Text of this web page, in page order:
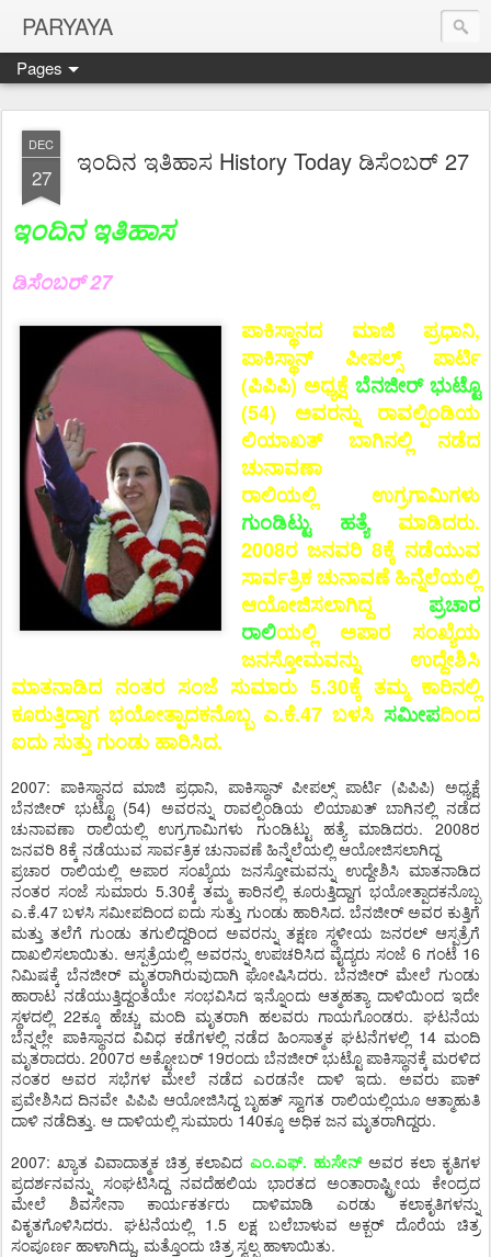
PARYAYA
Pages
DEC
27
ಇಂದಿನ ಇತಿಹಾಸ History Today ಡಿಸೆಂಬರ್ 27
ಇಂದಿನ ಇತಿಹಾಸ
ಡಿಸೆಂಬರ್ 27
ಪಾಕಿಸ್ಥಾನದ ಮಾಜಿ ಪ್ರಧಾನಿ,
ಪಾಕಿಸ್ಥಾನ್ ಪೀಪಲ್ಸ್ ಪಾರ್ಟಿ
(ಪಿಪಿಪಿ) ಅಧ್ಯಕ್ಷೆ ಬೆನಜೀರ್ ಭುಟ್ಟೊ
(54) ಅವರನ್ನು ರಾವಲ್ಪಿಂಡಿಯ
ಲಿಯಾಖತ್ ಬಾಗಿನಲ್ಲಿ ನಡೆದ
ಚುನಾವಣಾ
ರಾಲಿಯಲ್ಲಿ ಉಗ್ರಗಾಮಿಗಳು
ಗುಂಡಿಟ್ಟು ಹತ್ಯೆ ಮಾಡಿದರು.
2008ರ ಜನವರಿ 8ಕ್ಕೆ ನಡೆಯುವ
ಸಾರ್ವತ್ರಿಕ ಚುನಾವಣೆ ಹಿನ್ನೆಲೆಯಲ್ಲಿ
ಆಯೋಜಿಸಲಾಗಿದ್ದ ಪ್ರಚಾರ
ರಾಲಿಯಲ್ಲಿ ಅಪಾರ ಸಂಖ್ಯೆಯ
ಜನಸ್ತೋಮವನ್ನು ಉದ್ದೇಶಿಸಿ
ಮಾತನಾಡಿದ ನಂತರ ಸಂಜೆ ಸುಮಾರು 5.30ಕ್ಕೆ ತಮ್ಮ ಕಾರಿನಲ್ಲಿ
ಕೂರುತ್ತಿದ್ದಾಗ ಭಯೋತ್ಪಾದಕನೊಬ್ಬ ಎ.ಕೆ.47 ಬಳಸಿ ಸಮೀಪದಿಂದ
ಐದು ಸುತ್ತು ಗುಂಡು ಹಾರಿಸಿದ.
2007: ಪಾಕಿಸ್ಥಾನದ ಮಾಜಿ ಪ್ರಧಾನಿ, ಪಾಕಿಸ್ಥಾನ್ ಪೀಪಲ್ಸ್ ಪಾರ್ಟಿ (ಪಿಪಿಪಿ) ಅಧ್ಯಕ್ಷೆ
ಬೆನಜೀರ್ ಭುಟ್ಟೊ (54) ಅವರನ್ನು ರಾವಲ್ಪಿಂಡಿಯ ಲಿಯಾಖತ್ ಬಾಗಿನಲ್ಲಿ ನಡೆದ
ಚುನಾವಣಾ ರಾಲಿಯಲ್ಲಿ ಉಗ್ರಗಾಮಿಗಳು ಗುಂಡಿಟ್ಟು ಹತ್ಯೆ ಮಾಡಿದರು. 2008ರ
ಜನವರಿ 8ಕ್ಕೆ ನಡೆಯುವ ಸಾರ್ವತ್ರಿಕ ಚುನಾವಣೆ ಹಿನ್ನೆಲೆಯಲ್ಲಿ ಆಯೋಜಿಸಲಾಗಿದ್ದ
ಪ್ರಚಾರ ರಾಲಿಯಲ್ಲಿ ಅಪಾರ ಸಂಖ್ಯೆಯ ಜನಸ್ತೋಮವನ್ನು ಉದ್ದೇಶಿಸಿ ಮಾತನಾಡಿದ
ನಂತರ ಸಂಜೆ ಸುಮಾರು 5.30ಕ್ಕೆ ತಮ್ಮ ಕಾರಿನಲ್ಲಿ ಕೂರುತ್ತಿದ್ದಾಗ ಭಯೋತ್ಪಾದಕನೊಬ್ಬ
ಎ.ಕೆ.47 ಬಳಸಿ ಸಮೀಪದಿಂದ ಐದು ಸುತ್ತು ಗುಂಡು ಹಾರಿಸಿದ. ಬೆನಜೀರ್ ಅವರ ಕುತ್ತಿಗೆ
ಮತ್ತು ತಲೆಗೆ ಗುಂಡು ತಗುಲಿದ್ದರಿಂದ ಅವರನ್ನು ತಕ್ಷಣ ಸ್ಥಳೀಯ ಜನರಲ್ ಆಸ್ಪತ್ರೆಗೆ
ದಾಖಲಿಸಲಾಯಿತು. ಆಸ್ಪತ್ರೆಯಲ್ಲಿ ಅವರನ್ನು ಉಪಚರಿಸಿದ ವೈದ್ಯರು ಸಂಜೆ 6 ಗಂಟೆ 16
ನಿಮಿಷಕ್ಕೆ ಬೆನಜೀರ್ ಮೃತರಾಗಿರುವುದಾಗಿ ಘೋಷಿಸಿದರು. ಬೆನಜೀರ್ ಮೇಲೆ ಗುಂಡು
ಹಾರಾಟ ನಡೆಯುತ್ತಿದ್ದಂತೆಯೇ ಸಂಭವಿಸಿದ ಇನ್ನೊಂದು ಆತ್ಮಹತ್ಯಾ ದಾಳಿಯಿಂದ ಇದೇ
ಸ್ಥಳದಲ್ಲಿ 22ಕ್ಕೂ ಹೆಚ್ಚು ಮಂದಿ ಮೃತರಾಗಿ ಹಲವರು ಗಾಯಗೊಂಡರು. ಘಟನೆಯ
ಬೆನ್ನಲ್ಲೇ ಪಾಕಿಸ್ಥಾನದ ವಿವಿಧ ಕಡೆಗಳಲ್ಲಿ ನಡೆದ ಹಿಂಸಾತ್ಮಕ ಘಟನೆಗಳಲ್ಲಿ 14 ಮಂದಿ
ಮೃತರಾದರು. 2007ರ ಅಕ್ಟೋಬರ್ 19ರಂದು ಬೆನಜೀರ್ ಭುಟ್ಟೊ ಪಾಕಿಸ್ಥಾನಕ್ಕೆ ಮರಳಿದ
ನಂತರ ಅವರ ಸಭೆಗಳ ಮೇಲೆ ನಡೆದ ಎರಡನೇ ದಾಳಿ ಇದು. ಅವರು ಪಾಕ್
ಪ್ರವೇಶಿಸಿದ ದಿನವೇ ಪಿಪಿಪಿ ಆಯೋಜಿಸಿದ್ದ ಬೃಹತ್ ಸ್ವಾಗತ ರಾಲಿಯಲ್ಲಿಯೂ ಆತ್ಮಾಹುತಿ
ದಾಳಿ ನಡೆದಿತ್ತು. ಆ ದಾಳಿಯಲ್ಲಿ ಸುಮಾರು 140ಕ್ಕೂ ಅಧಿಕ ಜನ ಮೃತರಾಗಿದ್ದರು.
2007: ಖ್ಯಾತ ವಿವಾದಾತ್ಮಕ ಚಿತ್ರ ಕಲಾವಿದ ಎಂ.ಎಫ್. ಹುಸೇನ್ಅವರ ಕಲಾ ಕೃತಿಗಳ
ಪ್ರದರ್ಶನವನ್ನು ಸಂಘಟಿಸಿದ್ದ ನವದೆಹಲಿಯ ಭಾರತದ ಅಂತಾರಾಷ್ಟ್ರೀಯ ಕೇಂದ್ರದ
ಮೇಲೆ ಶಿವಸೇನಾ ಕಾರ್ಯಕರ್ತರು ದಾಳಿಮಾಡಿ ಎರಡು ಕಲಾಕೃತಿಗಳನ್ನು
ವಿಕೃತಗೊಳಿಸಿದರು. ಘಟನೆಯಲ್ಲಿ 1.5 ಲಕ್ಷ ಬಲೆಬಾಳುವ ಅಕ್ಬರ್ ದೊರೆಯ ಚಿತ್ರ
ಸಂಪೂರ್ಣ ಹಾಳಾಗಿದ್ದು, ಮತ್ತೊಂದು ಚಿತ್ರ ಸ್ವಲ್ಪ ಹಾಳಾಯಿತು.